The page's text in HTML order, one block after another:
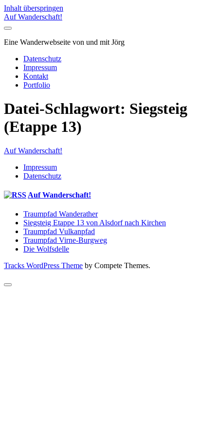
Inhalt überspringen
Auf Wanderschaft!
Eine Wanderwebseite von und mit Jörg
Datenschutz
Impressum
Kontakt
Portfolio
Datei-Schlagwort: Siegsteig
(Etappe 13)
Auf Wanderschaft!
Impressum
Datenschutz
Auf Wanderschaft!
Traumpfad Wanderather
Siegsteig Etappe 13 von Alsdorf nach Kirchen
Traumpfad Vulkanpfad
Traumpfad Virne-Burgweg
Die Wolfsdelle
Tracks WordPress Theme by Compete Themes.